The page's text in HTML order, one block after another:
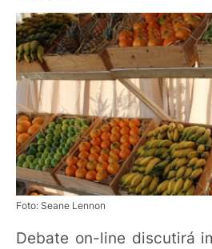
Foto: Seane Lennon
Debate on-line discutirá